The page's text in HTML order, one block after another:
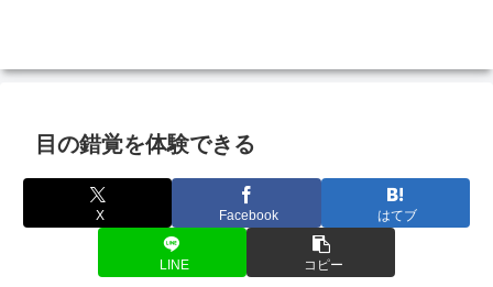
目の錯覚を体験できる
X Facebook はてブ
LINE コピー